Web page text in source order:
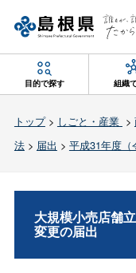
目的で探す 組織
トップ> しごと・産業 >
法> 届出 > 平成31年度（
大規模小売店舗
変更の届出